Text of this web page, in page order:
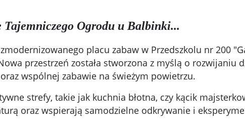
Tajemniczego Ogrodu u Balbinki...
placu zabaw w Przedszkolu nr 200
przestrzeń została stworzona z myślą o rozwijaniu
wspólnej zabawie na świeżym powietrzu.
strefy, takie jak kuchnia błotna, czy kącik
oraz wspierają samodzielne odkrywanie i